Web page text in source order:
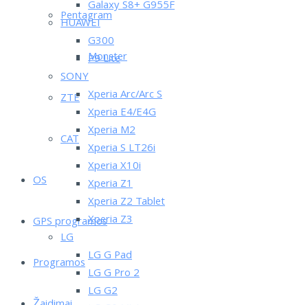
Pentagram
Monster
ZTE
CAT
OS
GPS programos
Programos
Galaxy S8+ G955F
HUAWEI
G300
P9 Lite
SONY
Xperia Arc/Arc S
Xperia E4/E4G
Xperia M2
Xperia S LT26i
Xperia X10i
Xperia Z1
Xperia Z2 Tablet
Xperia Z3
LG
LG G Pad
LG G Pro 2
LG G2